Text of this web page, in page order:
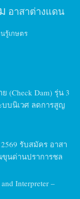
อาสาต่างแดน
นรู้เกษตร
(Check Dam) รุ่น 3
บนิเวศ ลดการสูญ
รับสมัคร อาสา
ขุนด่านปราการชล
Interpreter –